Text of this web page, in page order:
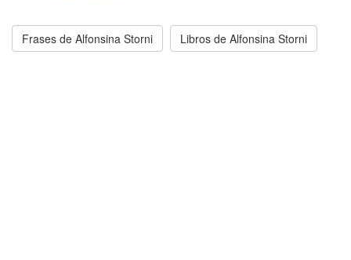
Frases de Alfonsina Storni Libros de Alfonsina Storni